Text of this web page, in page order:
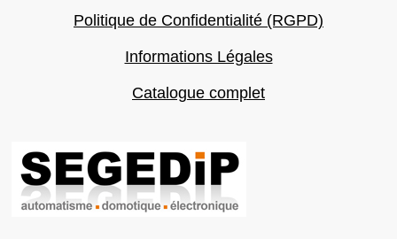
Politique de Confidentialité (RGPD)
Informations Légales
Catalogue complet